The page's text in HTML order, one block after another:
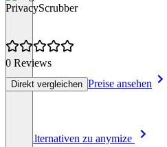
PrivacyScrubber
0 Reviews
Direkt vergleichen Preise ansehen
Alle Alternativen zu anymize